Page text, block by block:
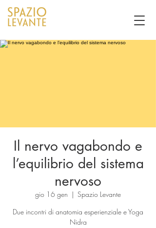
Il nervo vagabondo e
l’equilibrio del sistema
nervoso
gio 16 gen
  |
Spazio Levante
Due incontri di anatomia esperienziale e Yoga
Nidra